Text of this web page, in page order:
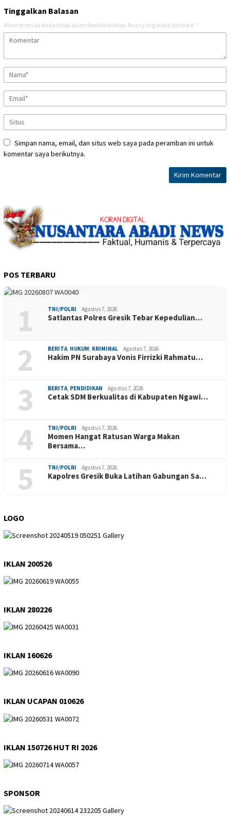
Tinggalkan Balasan
Alamat email Anda tidak akan dipublikasikan. Ruas yang wajib ditandai *
Simpan nama, email, dan situs web saya pada peramban ini untuk
komentar saya berikutnya.
POS TERBARU
1 TNI/POLRI Agustus 7, 2026
Satlantas Polres Gresik Tebar Kepedulian…
2 BERITA, HUKUM, KRIMINAL Agustus 7, 2026
Hakim PN Surabaya Vonis Firrizki Rahmatu…
3 BERITA, PENDIDIKAN Agustus 7, 2026
Cetak SDM Berkualitas di Kabupaten Ngawi…
4 TNI/POLRI Agustus 7, 2026
Momen Hangat Ratusan Warga Makan
Bersama…
5 TNI/POLRI Agustus 7, 2026
Kapolres Gresik Buka Latihan Gabungan Sa…
LOGO
IKLAN 200526
IKLAN 280226
IKLAN 160626
IKLAN UCAPAN 010626
IKLAN 150726 HUT RI 2026
SPONSOR